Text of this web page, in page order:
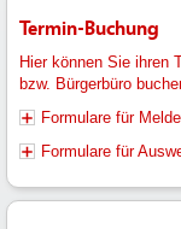
Termin-Buchung
Hier können Sie ihren
bzw. Bürgerbüro
Formulare für
Formulare für